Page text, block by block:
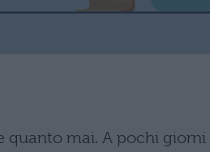
quanto mai. A pochi giorni